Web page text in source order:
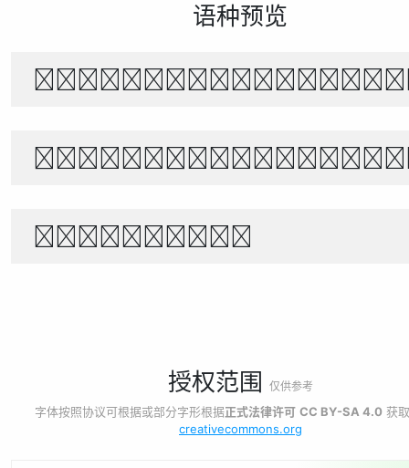
语种预览
The quick brown
世界宇宙浩瀚無垠，科技創新永無止
1234567890
授权范围 仅供参考
字体按照协议可根据或部分字形根据正式法律许可 CC BY-SA 4.0 获
creativecommons.org